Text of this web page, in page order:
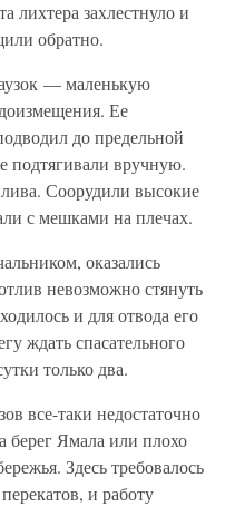
лихтера захлестнуло и
обратно.
— маленькую
Ее
до предельной
подтягивали вручную.
Соорудили высокие
с мешками на плечах.
оказались
невозможно стянуть
и для отвода его
ждать спасательного
только два.
все-таки недостаточно
берег Ямала или плохо
Здесь требовалось
и работу